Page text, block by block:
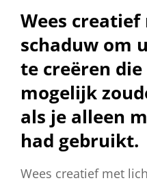
Wees
schaduw om
te creëren
mogelijk
als je alleen
had gebruikt.
Wees creatief met